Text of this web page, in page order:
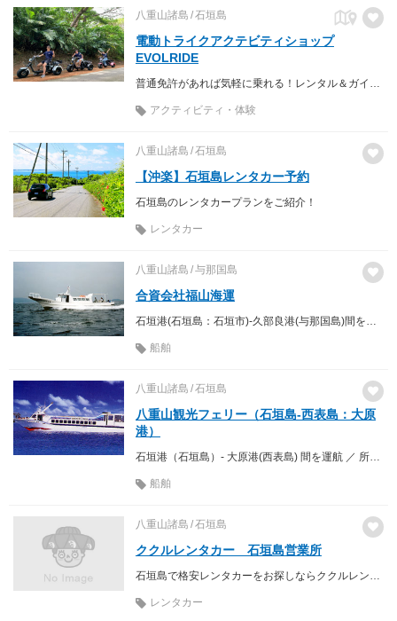
八重山諸島 石垣島
電動トライクアクテビティショップ
EVOLRIDE
アクティビティ・体験
八重山諸島 石垣島
【沖楽】石垣島レンタカー予約
石垣島のレンタカープランをご紹介！
レンタカー
八重山諸島 与那国島
合資会社福山海運
船舶
八重山諸島 石垣島
八重山観光フェリー（石垣島-西表島：大原
港）
石垣港（石垣島）- 大原港(西表島) 間を運航 ／ 所要時間 約35分
船舶
八重山諸島 石垣島
ククルレンタカー 石垣島営業所
レンタカー